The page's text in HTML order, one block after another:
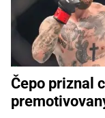
Čepo priznal